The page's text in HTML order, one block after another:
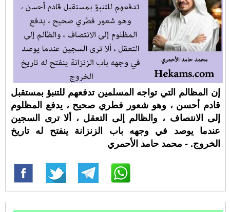
إن المظالم التي تواجه المسلمين تدفعهم للتنبؤ بمستقبل
قادم أحسن ، وهو شعور فطري صحيح ، يدفع المظلوم
إلى الانتصاف ، والظالم إلى التعقل ، ألا ترى السجين
عندما يوصد في وجهه باب الزنزانة ينفتح له تاريخ
الخروج. - محمد حامد الأحمري